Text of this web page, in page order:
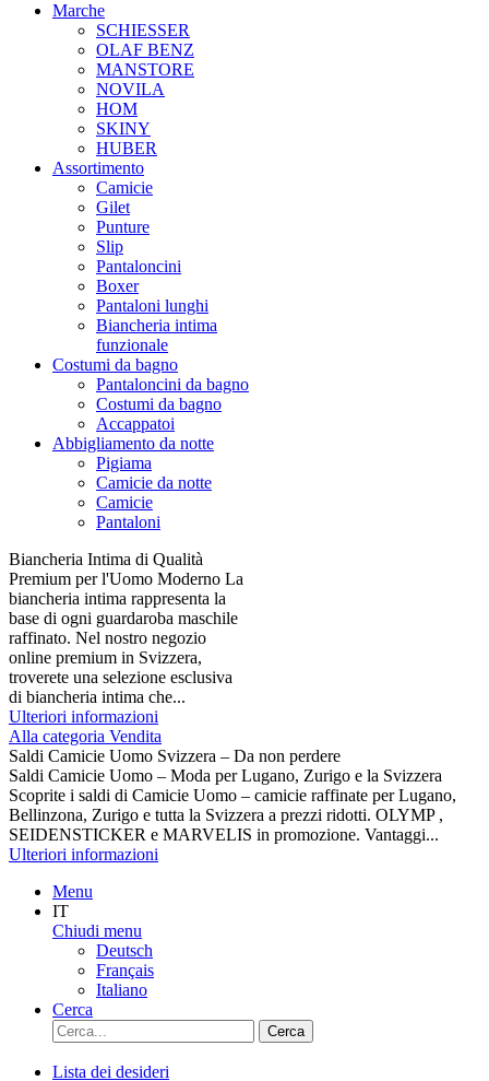
Marche
SCHIESSER
OLAF BENZ
MANSTORE
NOVILA
HOM
SKINY
HUBER
Assortimento
Camicie
Gilet
Punture
Slip
Pantaloncini
Boxer
Pantaloni lunghi
Biancheria intima
funzionale
Costumi da bagno
Pantaloncini da bagno
Costumi da bagno
Accappatoi
Abbigliamento da notte
Pigiama
Camicie da notte
Camicie
Pantaloni
Biancheria Intima di Qualità
Premium per l'Uomo Moderno La
biancheria intima rappresenta la
base di ogni guardaroba maschile
raffinato. Nel nostro negozio
online premium in Svizzera,
troverete una selezione esclusiva
di biancheria intima che...
Ulteriori informazioni
Alla categoria Vendita
Saldi Camicie Uomo Svizzera – Da non perdere
Saldi Camicie Uomo – Moda per Lugano, Zurigo e la Svizzera
Scoprite i saldi di Camicie Uomo – camicie raffinate per Lugano,
Bellinzona, Zurigo e tutta la Svizzera a prezzi ridotti. OLYMP ,
SEIDENSTICKER e MARVELIS in promozione. Vantaggi...
Ulteriori informazioni
Menu
IT
Chiudi menu
Deutsch
Français
Italiano
Cerca
Cerca
Lista dei desideri